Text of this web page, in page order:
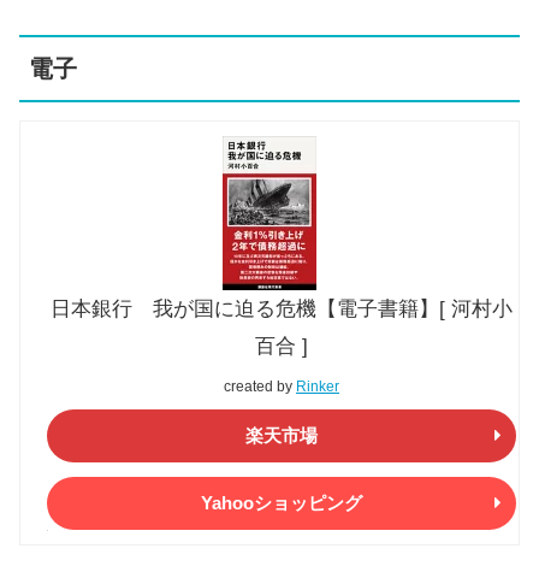
電子
日本銀行 我が国に迫る危機【電子書籍】[ 河村小
百合 ]
created by Rinker
楽天市場
Yahooショッピング